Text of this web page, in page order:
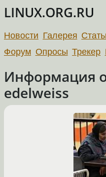
LINUX.ORG.RU
Новости Галерея
Форум Опросы Трекер
Информация
edelweiss